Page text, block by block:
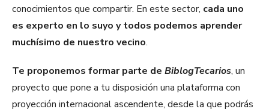
conocimientos que compartir. En este sector, cada uno
es experto en lo suyo y todos podemos aprender
muchísimo de nuestro vecino.
Te proponemos formar parte de BiblogTecarios, un
proyecto que pone a tu disposición una plataforma con
proyección internacional ascendente, desde la que podrás